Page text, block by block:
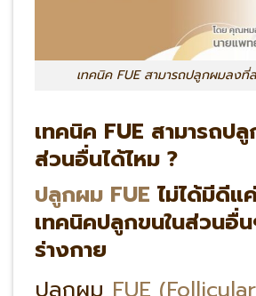
เทคนิค FUE สามารถปลูกผมลงที่
เทคนิค FUE สามารถป
ส่วนอื่นได้ไหม ?
ปลูกผม FUE ไม่ได้มีดีแ
เทคนิคปลูกขนในส่วนอื่
ร่างกาย
ปลูกผม FUE